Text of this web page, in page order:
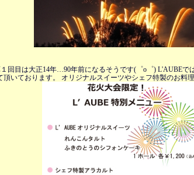
回目は大正14年…90年前になるそうです(゜o゜) L'AUBEで
いております。 オリジナルスイーツやシェフ特製のお料